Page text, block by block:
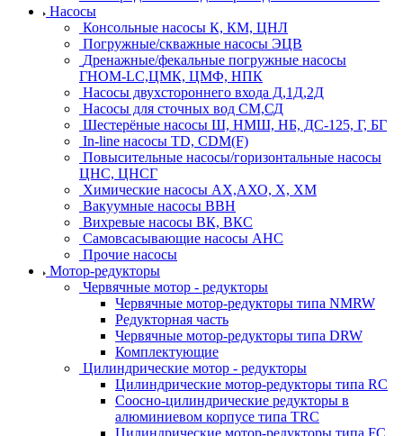
Насосы
Консольные насосы К, КМ, ЦНЛ
Погружные/скважные насосы ЭЦВ
Дренажные/фекальные погружные насосы
ГНОМ-LC,ЦМК, ЦМФ, НПК
Насосы двухстороннего входа Д,1Д,2Д
Насосы для сточных вод СМ,СД
Шестерёные насосы Ш, НМШ, НБ, ДС-125, Г, БГ
In-line насосы TD, CDM(F)
Повысительные насосы/горизонтальные насосы
ЦНС, ЦНСГ
Химические насосы АХ,АХО, Х, ХМ
Вакуумные насосы ВВН
Вихревые насосы ВК, ВКС
Самовсасывающие насосы АНС
Прочие насосы
Мотор-редукторы
Червячные мотор - редукторы
Червячные мотор-редукторы типа NMRW
Редукторная часть
Червячные мотор-редукторы типа DRW
Комплектующие
Цилиндрические мотор - редукторы
Цилиндрические мотор-редукторы типа RC
Соосно-цилиндрические редукторы в
алюминиевом корпусе типа TRC
Цилиндрические мотор-редукторы типа FC